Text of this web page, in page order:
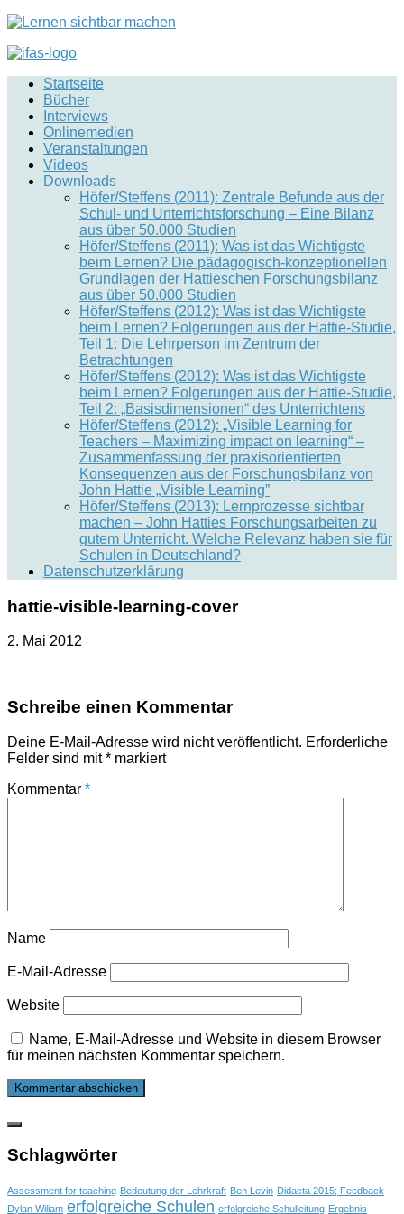
Startseite
Bücher
Interviews
Onlinemedien
Veranstaltungen
Videos
Downloads
Höfer/Steffens (2011): Zentrale Befunde aus der
Schul- und Unterrichtsforschung – Eine Bilanz
aus über 50.000 Studien
Höfer/Steffens (2011): Was ist das Wichtigste
beim Lernen? Die pädagogisch-konzeptionellen
Grundlagen der Hattieschen Forschungsbilanz
aus über 50.000 Studien
Höfer/Steffens (2012): Was ist das Wichtigste
beim Lernen? Folgerungen aus der Hattie-Studie,
Teil 1: Die Lehrperson im Zentrum der
Betrachtungen
Höfer/Steffens (2012): Was ist das Wichtigste
beim Lernen? Folgerungen aus der Hattie-Studie,
Teil 2: „Basisdimensionen“ des Unterrichtens
Höfer/Steffens (2012): „Visible Learning for
Teachers – Maximizing impact on learning“ –
Zusammenfassung der praxisorientierten
Konsequenzen aus der Forschungsbilanz von
John Hattie „Visible Learning”
Höfer/Steffens (2013): Lernprozesse sichtbar
machen – John Hatties Forschungsarbeiten zu
gutem Unterricht. Welche Relevanz haben sie für
Schulen in Deutschland?
Datenschutzerklärung
hattie-visible-learning-cover
2. Mai 2012
Schreibe einen Kommentar
Deine E-Mail-Adresse wird nicht veröffentlicht. Erforderliche
Felder sind mit* markiert
Kommentar *
Name
E-Mail-Adresse
Website
Name, E-Mail-Adresse und Website in diesem Browser
für meinen nächsten Kommentar speichern.
Schlagwörter
Assessment for teaching Bedeutung der Lehrkraft Ben Levin Didacta 2015; Feedback
Dylan Wiliam erfolgreiche Schulen erfolgreiche Schulleitung Ergebnis